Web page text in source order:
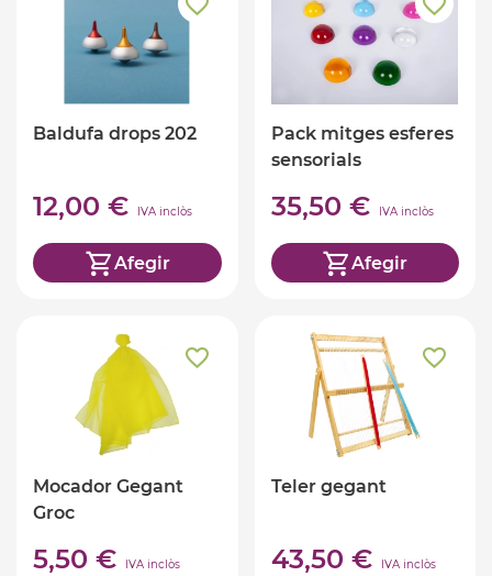
Baldufa drops 202
12,00 € IVA inclòs
Afegir
Pack mitges esferes
sensorials
35,50 € IVA inclòs
Afegir
Mocador Gegant
Groc
5,50 € IVA inclòs
Teler gegant
43,50 € IVA inclòs